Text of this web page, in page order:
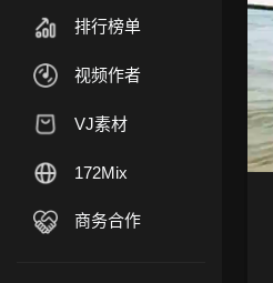
排行榜单
视频作者
VJ素材
172Mix
商务合作